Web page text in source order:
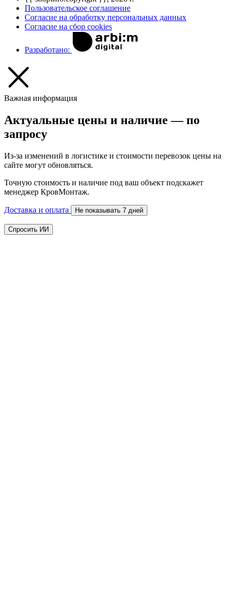
Пользовательское соглашение
Согласие на обработку персональных данных
Согласие на сбор cookies
Разработано:
Важная информация
Актуальные цены и наличие — по
запросу
Из-за изменений в логистике и стоимости перевозок цены на
сайте могут обновляться.
Точную стоимость и наличие под ваш объект подскажет
менеджер КровМонтаж.
Доставка и оплата Не показывать 7 дней
Спросить ИИ